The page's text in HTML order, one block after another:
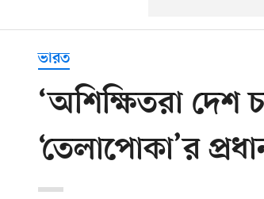
ভারত
‘অশিক্ষিতরা দেশ
‘তেলাপোকা’র